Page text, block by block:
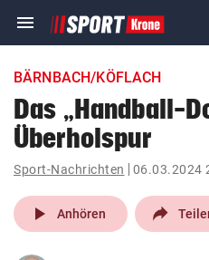
menu Navigation
ein-/ausklappen
account_circle Anmelden
pin_drop
Wien
BÄRNBACH/KÖFLACH
Das „Handball-
Überholspur
Sport-Nachrichten 06.03.2024
play_arrow Anhören